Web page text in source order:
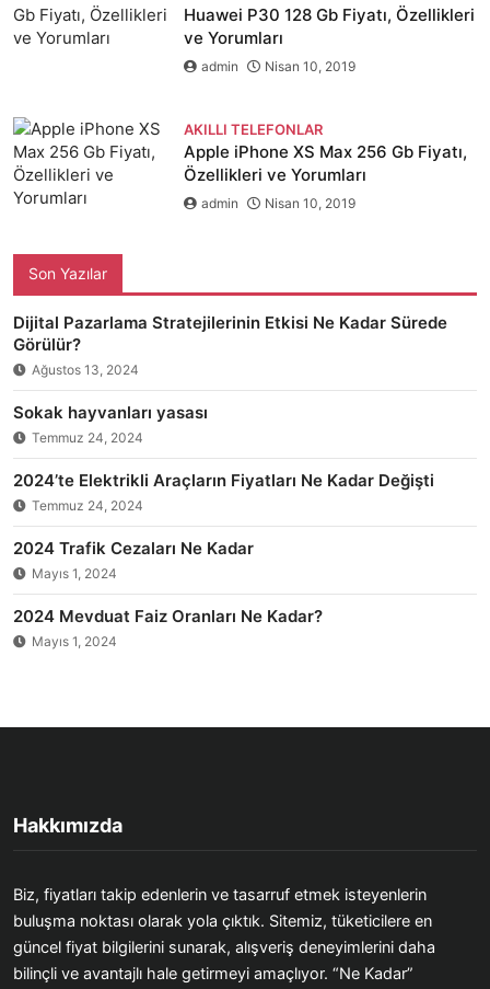
Huawei P30 128 Gb Fiyatı, Özellikleri
ve Yorumları
admin Nisan 10, 2019
AKILLI TELEFONLAR
Apple iPhone XS Max 256 Gb Fiyatı,
Özellikleri ve Yorumları
admin Nisan 10, 2019
Son Yazılar
Dijital Pazarlama Stratejilerinin Etkisi Ne Kadar Sürede
Görülür?
Ağustos 13, 2024
Sokak hayvanları yasası
Temmuz 24, 2024
2024’te Elektrikli Araçların Fiyatları Ne Kadar Değişti
Temmuz 24, 2024
2024 Trafik Cezaları Ne Kadar
Mayıs 1, 2024
2024 Mevduat Faiz Oranları Ne Kadar?
Mayıs 1, 2024
Hakkımızda
Biz, fiyatları takip edenlerin ve tasarruf etmek isteyenlerin
buluşma noktası olarak yola çıktık. Sitemiz, tüketicilere en
güncel fiyat bilgilerini sunarak, alışveriş deneyimlerini daha
bilinçli ve avantajlı hale getirmeyi amaçlıyor. “Ne Kadar”